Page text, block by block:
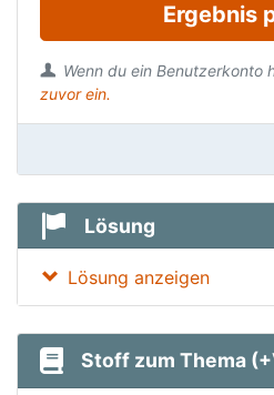
Ergebnis
Wenn du ein Benutzerkonto
zuvor ein.
Lösung
Lösung anzeigen
Stoff zum Thema